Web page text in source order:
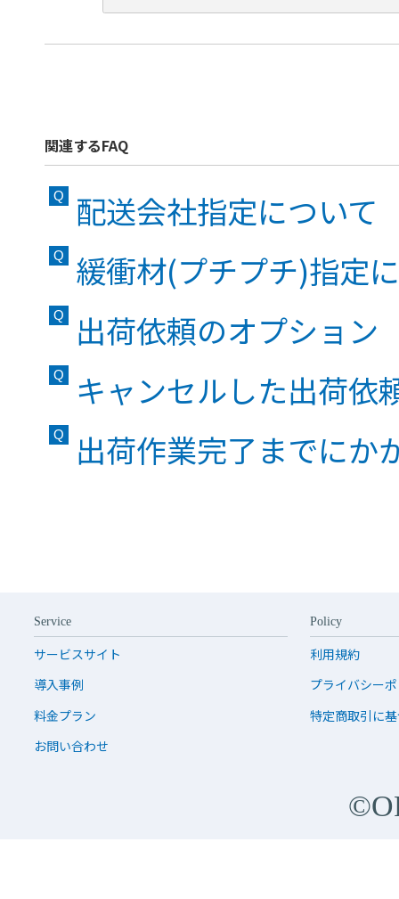
関連するFAQ
配送会社指定について
緩衝材(プチプチ)指定
出荷依頼のオプション
キャンセルした出荷依
出荷作業完了までにか
Service
サービスサイト
導入事例
料金プラン
お問い合わせ
Policy
利用規約
プライバシー
特定商取引に